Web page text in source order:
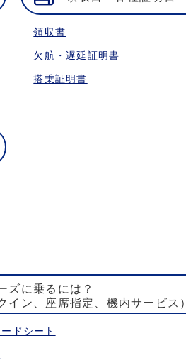
領収書
欠航・遅延証明書
搭乗証明書
ズに乗るには？
イン、座席指定、機内サービス）
ドシート